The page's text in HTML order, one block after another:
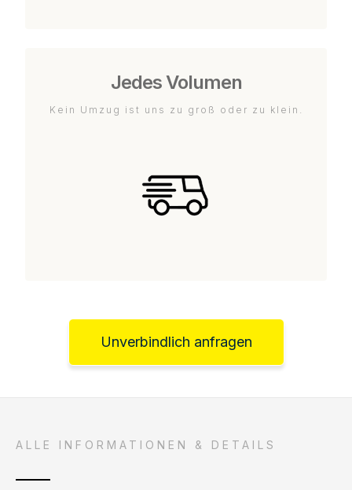
Jedes Volumen
Kein Umzug ist uns zu groß oder zu klein.
Unverbindlich anfragen
ALLE INFORMATIONEN & DETAILS